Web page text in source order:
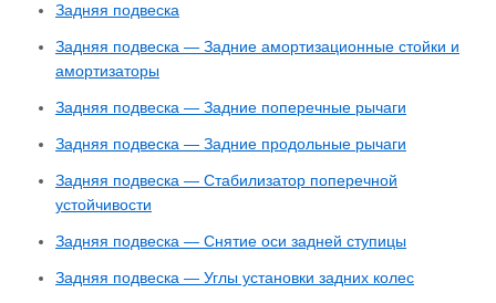
Задняя подвеска
Задняя подвеска — Задние амортизационные стойки и
амортизаторы
Задняя подвеска — Задние поперечные рычаги
Задняя подвеска — Задние продольные рычаги
Задняя подвеска — Стабилизатор поперечной
устойчивости
Задняя подвеска — Снятие оси задней ступицы
Задняя подвеска — Углы установки задних колес